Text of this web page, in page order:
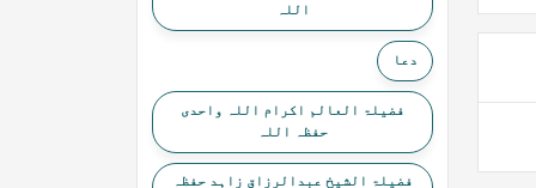
اللہ
دعا
فضیلۃ العالم اکرام اللہ واحدی
حفظہ اللہ
فضیلۃ الشیخ عبدالرزاق زاہد حفظہ